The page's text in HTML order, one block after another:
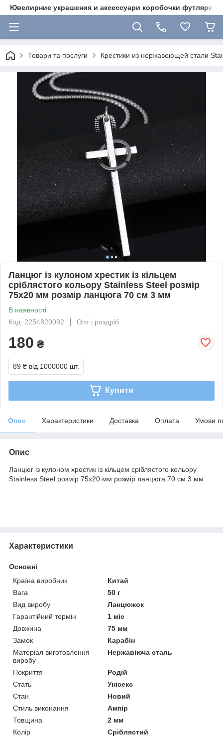
Ювелирние украшения и аксессуари коробочки футляри
Товари та послуги Крестики из нержавеющей стали
Ланцюг із кулоном хрестик із кільцем
сріблястого кольору Stainless Steel розмір
75х20 мм розмір ланцюга 70 см 3 мм
В наявності
Код: 2254829092
Опт і роздріб
180 ₴
89 ₴ від 1000000 шт.
Купити
Опис Характеристики Доставка Оплата Умови
Опис
Ланцюг із кулоном хрестик із кільцем сріблястого кольору
Stainless Steel розмір 75х20 мм розмір ланцюга 70 см 3 мм
Характеристики
Основні
Країна виробник
Китай
Вага
50 г
Вид виробу
Ланцюжок
Гарантійний термін
1 міс
Довжина
75 мм
Замок
Карабін
Матеріал виготовлення
виробу
Нержавіюча сталь
Покриття
Родій
Стать
Унісекс
Стан
Новий
Стиль виконання
Ампір
Товщина
2 мм
Колір
Сріблястий